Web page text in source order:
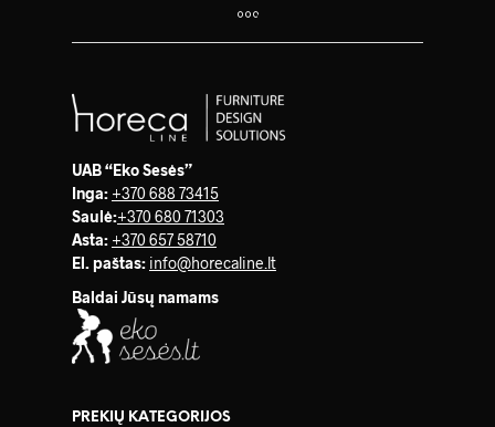
UAB “Eko Sesės”
Inga: +370 688 73415
Saulė:+370 680 71303
Asta: +370 657 58710
El. paštas: info@horecaline.lt
Baldai Jūsų namams
PREKIŲ KATEGORIJOS